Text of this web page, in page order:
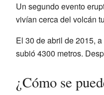
Un segundo evento
vivían cerca del volcán
El 30 de abril de 2015,
subió 4300 metros.
¿Cómo se